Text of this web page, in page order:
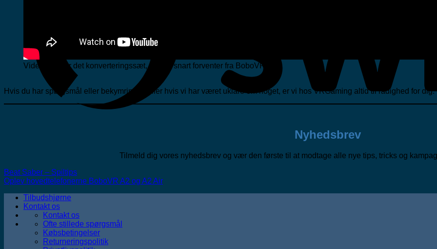
Videoen viser det konverteringssæt, som vi snart forventer fra BoboVR.
Hvis du har spørgsmål eller bekymringer, eller hvis vi har været uklare om noget, er vi hos VRGaming altid til rådighed for
Nyhedsbrev
Tilmeld dig vores nyhedsbrev og vær den første til at modtage alle nye tips, tricks og
Beat Saber – Spiltips
Oplev hovedtelefonerne BoboVR A2 og A2 Air
Tilbudshjørne
Kontakt os
Kontakt os
Ofte stillede spørgsmål
Købsbetingelser
Returneringspolitik